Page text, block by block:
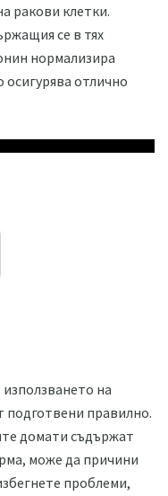
ракови клетки.
се в тях
нормализира
отлично
на
подготвени правилно.
домати съдържат
може да причини
проблеми,